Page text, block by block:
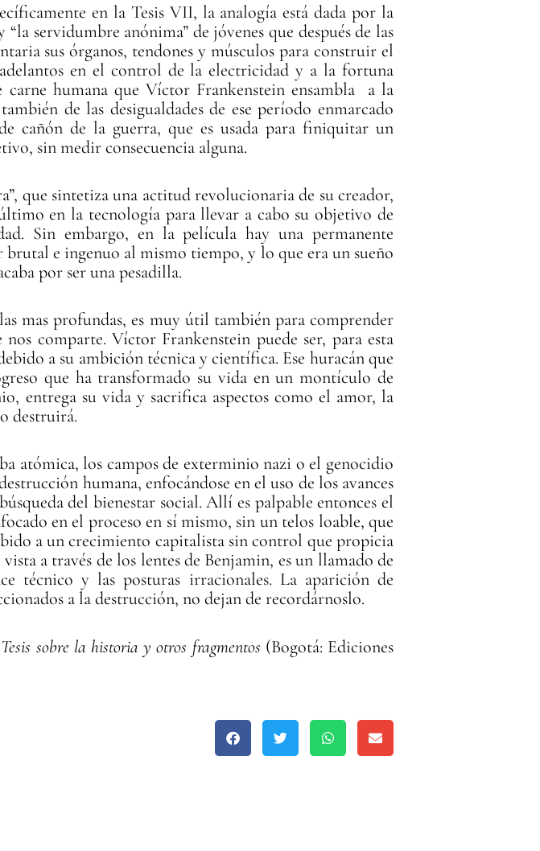
en la Tesis VII, la analogía está dada por la
servidumbre anónima” de jóvenes que después de las
sus órganos, tendones y músculos para construir el
en el control de la electricidad y a la fortuna
carne humana que Víctor Frankenstein ensambla a la
de las desigualdades de ese período enmarcado
cañón de la guerra, que es usada para finiquitar un
sin medir consecuencia alguna.
que sintetiza una actitud revolucionaria de su creador,
en la tecnología para llevar a cabo su objetivo de
Sin embargo, en la película hay una permanente
e ingenuo al mismo tiempo, y lo que era un sueño
por ser una pesadilla.
mas profundas, es muy útil también para comprender
comparte. Víctor Frankenstein puede ser, para esta
a su ambición técnica y científica. Ese huracán que
que ha transformado su vida en un montículo de
entrega su vida y sacrifica aspectos como el amor, la
destruirá.
atómica, los campos de exterminio nazi o el genocidio
humana, enfocándose en el uso de los avances
del bienestar social. Allí es palpable entonces el
en el proceso en sí mismo, sin un telos loable, que
a un crecimiento capitalista sin control que propicia
a través de los lentes de Benjamin, es un llamado de
técnico y las posturas irracionales. La aparición de
a la destrucción, no dejan de recordárnoslo.
Tesis sobre la historia y otros fragmentos (Bogotá: Ediciones